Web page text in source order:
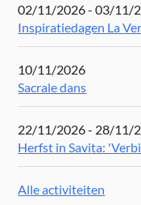
02/11/2026 - 03/11/
Inspiratiedagen La
10/11/2026
Sacrale dans
22/11/2026 - 28/11/
Herfst in Savita:
Alle activiteiten